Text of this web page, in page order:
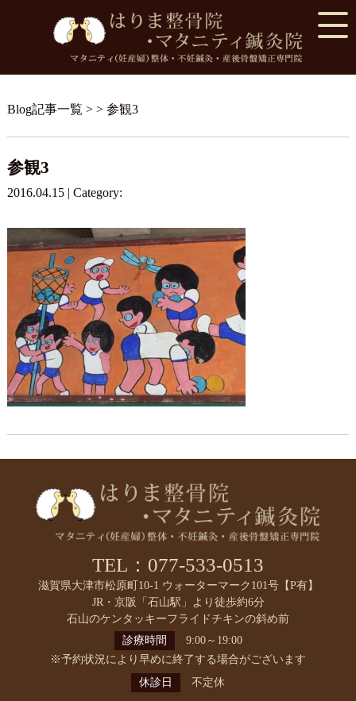
Blog記事一覧 > > 参観3
参観3
2016.04.15 | Category:
TEL：077-533-0513
滋賀県大津市松原町10-1 ウォーターマーク101号【P有】
JR・京阪「石山駅」より徒歩約6分
石山のケンタッキーフライドチキンの斜め前
診療時間
9:00～19:00
※予約状況により早めに終了する場合がございます
休診日
不定休